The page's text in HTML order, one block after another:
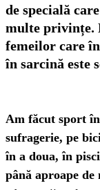
de specială
multe privințe.
femeilor care
în sarcină este
Am făcut sport
sufragerie, pe
în a doua, în
până aproape de